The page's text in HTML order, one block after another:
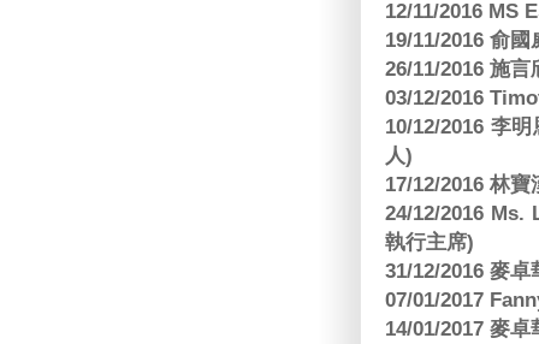
12/11/2016 MS
19/11/2016 俞
26/11/2016 施
03/12/2016
10/12/2016 李
人)
17/12/2016 林
24/12/2016
執行主席)
31/12/2016 麥
07/01/2017
14/01/2017 麥